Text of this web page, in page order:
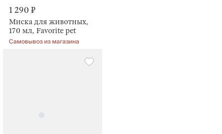
1 290 ₽
Миска для животных,
170 мл, Favorite pet
Самовывоз из магазина